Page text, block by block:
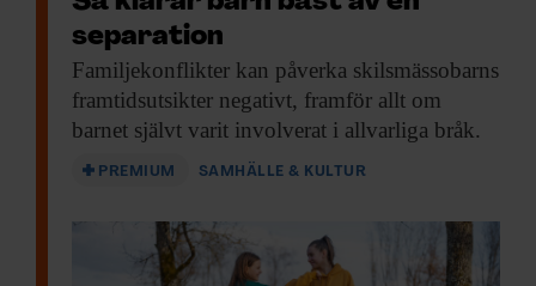
separation
Familjekonflikter kan påverka skilsmässobarns
framtidsutsikter negativt, framför allt om
barnet självt varit involverat i allvarliga bråk.
PREMIUM SAMHÄLLE & KULTUR